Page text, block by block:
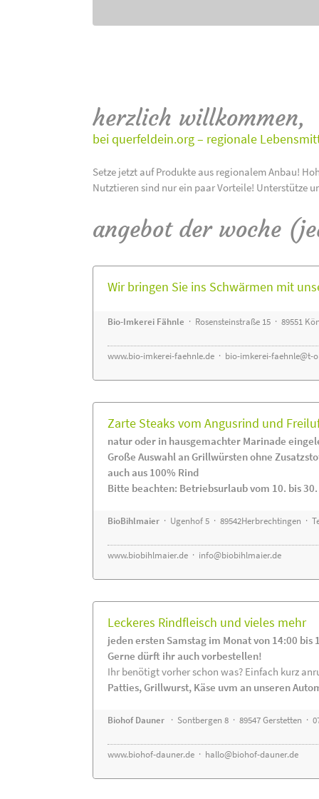
herzlich willkommen,
bei querfeldein.org – regionale
Setze jetzt auf Produkte aus regionalem Anbau!
Nutztieren sind nur ein paar Vorteile! Unterstütze
angebot der woche
Wir bringen Sie ins Schwärmen mit
Bio-Imkerei Fähnle · Rosensteinstraße 15 · 89551
www.bio-imkerei-faehnle.de · bio-imkerei-faehnle@t-
Zarte Steaks vom Angusrind und
natur oder in hausgemachter Marinade
Große Auswahl an Grillwürsten ohne
auch aus 100% Rind
Bitte beachten: Betriebsurlaub vom 10. bis
BioBihlmaier · Ugenhof 5 · 89542Herbrechtingen ·
www.biobihlmaier.de · info@biobihlmaier.de
Leckeres Rindfleisch und vieles mehr
jeden ersten Samstag im Monat von 14:00 bis
Gerne dürft ihr auch vorbestellen!
Ihr benötigt vorher schon was? Einfach kurz
Patties, Grillwurst, Käse uvm an unseren
Biohof Dauner · Sontbergen 8 · 89547 Gerstetten ·
www.biohof-dauner.de · hallo@biohof-dauner.de